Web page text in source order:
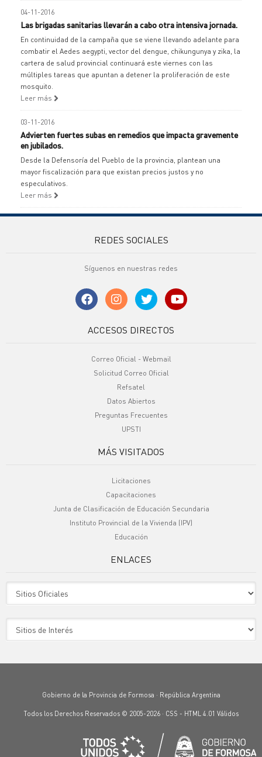
04-11-2016
Las brigadas sanitarias llevarán a cabo otra intensiva jornada.
En continuidad de la campaña que se viene llevando adelante para
combatir el Aedes aegypti, vector del dengue, chikungunya y zika, la
cartera de salud provincial continuará este viernes con las
múltiples tareas que apuntan a detener la proliferación de este
mosquito.
Leer más
03-11-2016
Advierten fuertes subas en remedios que impacta gravemente
en jubilados.
Desde la Defensoría del Pueblo de la provincia, plantean una
mayor fiscalización para que existan precios justos y no
especulativos.
Leer más
REDES SOCIALES
Síguenos en nuestras redes
ACCESOS DIRECTOS
Correo Oficial - Webmail
Solicitud Correo Oficial
Refsatel
Datos Abiertos
Preguntas Frecuentes
UPSTI
MÁS VISITADOS
Licitaciones
Capacitaciones
Junta de Clasificación de Educación Secundaria
Instituto Provincial de la Vivienda (IPV)
Educación
ENLACES
Gobierno de la Provincia de Formosa · República Argentina
Todos los Derechos Reservados © 2005-2026 · CSS - HTML 4.01 Válidos